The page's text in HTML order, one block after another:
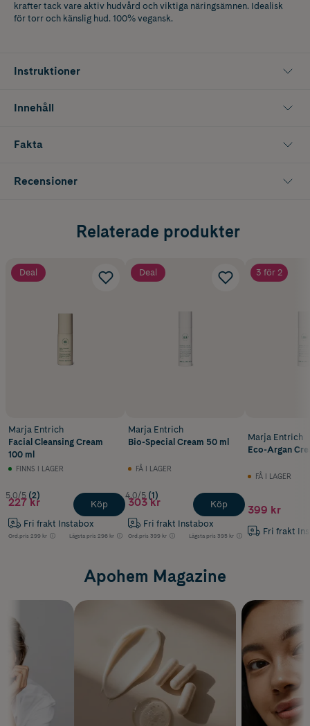
krafter tack vare aktiv hudvård och viktiga näringsämnen. Idealisk
för torr och känslig hud. 100% vegansk.
Instruktioner
Innehåll
Fakta
Recensioner
Relaterade produkter
Deal
Marja Entrich
Facial Cleansing Cream
100 ml
FINNS I LAGER
5.0/5 (2)
227 kr
Fri frakt Instabox
Ord.pris 299 kr Lägsta pris 296 kr
Köp
Deal
Marja Entrich
Bio-Special Cream 50 ml
FÅ I LAGER
4.0/5 (1)
303 kr
Fri frakt Instabox
Ord.pris 399 kr Lägsta pris 395 kr
Köp
3 för 2
Marja Entrich
Eco-Argan
FÅ I LAGER
399 kr
Fri frakt
Apohem Magazine